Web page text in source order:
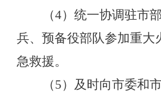
（4）统一协调驻市
兵、预备役部队参加重大
急救援。
（5）及时向市委和